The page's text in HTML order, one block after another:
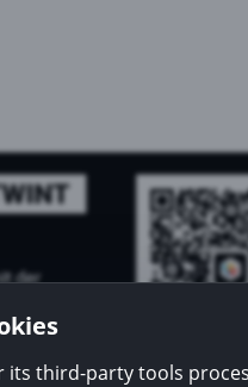
its third-party tools